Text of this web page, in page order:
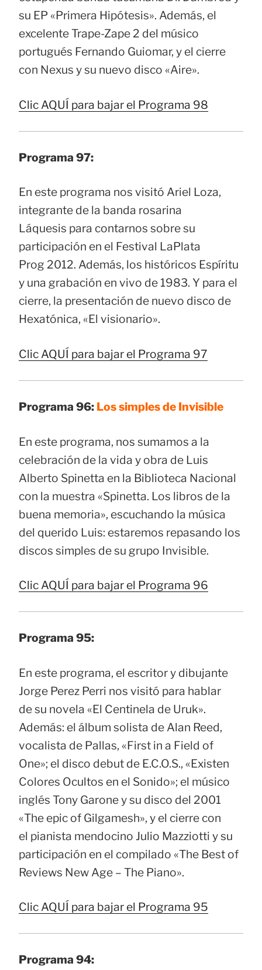
su EP «Primera Hipótesis». Además, el
excelente Trape-Zape 2 del músico
portugués Fernando Guiomar, y el cierre
con Nexus y su nuevo disco «Aire».
Clic AQUÍ para bajar el Programa 98
Programa 97:
En este programa nos visitó Ariel Loza,
integrante de la banda rosarina
Láquesis para contarnos sobre su
participación en el Festival LaPlata
Prog 2012. Además, los históricos Espíritu
y una grabación en vivo de 1983. Y para el
cierre, la presentación de nuevo disco de
Hexatónica, «El visionario».
Clic AQUÍ para bajar el Programa 97
Programa 96: Los simples de Invisible
En este programa, nos sumamos a la
celebración de la vida y obra de Luis
Alberto Spinetta en la Biblioteca Nacional
con la muestra «Spinetta. Los libros de la
buena memoria», escuchando la música
del querido Luis: estaremos repasando los
discos simples de su grupo Invisible.
Clic AQUÍ para bajar el Programa 96
Programa 95:
En este programa, el escritor y dibujante
Jorge Perez Perri nos visitó para hablar
de su novela «El Centinela de Uruk».
Además: el álbum solista de Alan Reed,
vocalista de Pallas, «First in a Field of
One»; el disco debut de E.C.O.S., «Existen
Colores Ocultos en el Sonido»; el músico
inglés Tony Garone y su disco del 2001
«The epic of Gilgamesh», y el cierre con
el pianista mendocino Julio Mazziotti y su
participación en el compilado «The Best of
Reviews New Age – The Piano».
Clic AQUÍ para bajar el Programa 95
Programa 94: